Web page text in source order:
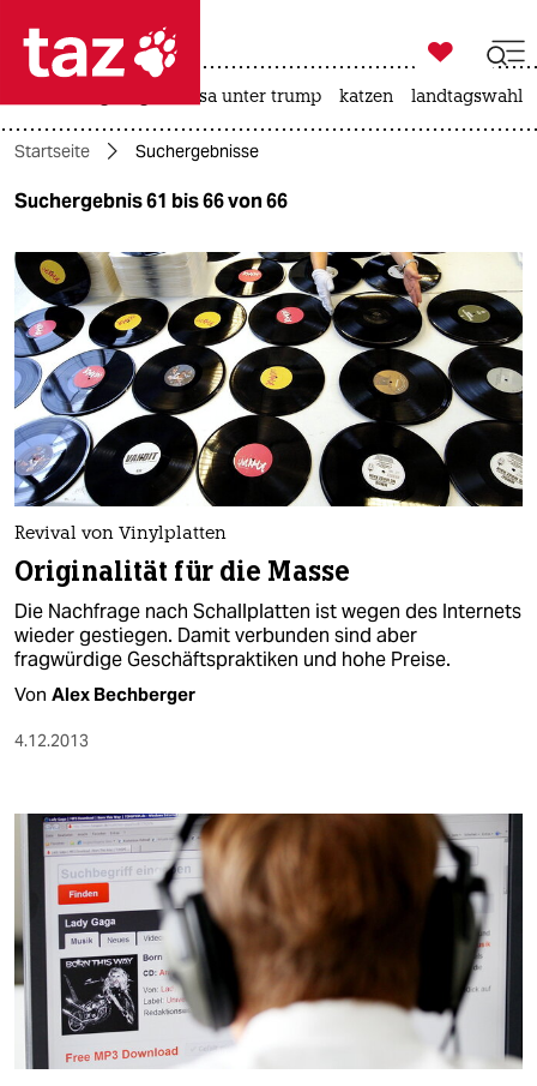
 taz zahl ich
taz zahl ich
themen
politik
öko
gesellschaft
kultur
sport
berlin
nord
wahrheit
verlag
verlag
shop
fragen & hilfe
unterstützen
abo
genossenschaft

taz zahl ich
usa unter trump katzen landtagswahl
Startseite Suchergebnisse
Suchergebnis 61 bis 66 von 66
Revival von Vinylplatten
Originalität für die Masse
Die Nachfrage nach Schallplatten ist wegen des Internets
wieder gestiegen. Damit verbunden sind aber
fragwürdige Geschäftspraktiken und hohe Preise.
Von Alex Bechberger
4.12.2013